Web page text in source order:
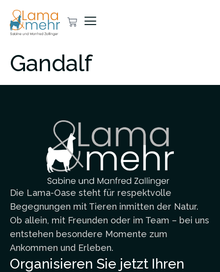
Gandalf
Die Lama-Oase steht für respektvolle
Begegnungen mit Tieren inmitten der Natur.
Ob allein, mit Freunden oder im Team – bei uns
entstehen besondere Momente zum
Ankommen und Erleben.
Organisieren Sie jetzt Ihren